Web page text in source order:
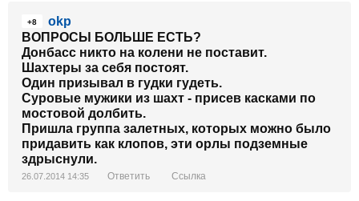
+8
okp
ВОПРОСЫ БОЛЬШЕ ЕСТЬ?
Донбасс никто на колени не поставит.
Шахтеры за себя постоят.
Один призывал в гудки гудеть.
Суровые мужики из шахт - присев касками по
мостовой долбить.
Пришла группа залетных, которых можно было
придавить как клопов, эти орлы подземные
здрыснули.
26.07.2014 14:35 Ответить Ссылка